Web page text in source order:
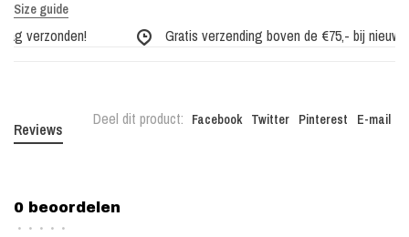
Size guide
verzonden! Gratis verzending boven de €75,- bij nieuwe
Deel dit product: Facebook Twitter Pinterest E-mail
Reviews
0 beoordelen
• • • • •